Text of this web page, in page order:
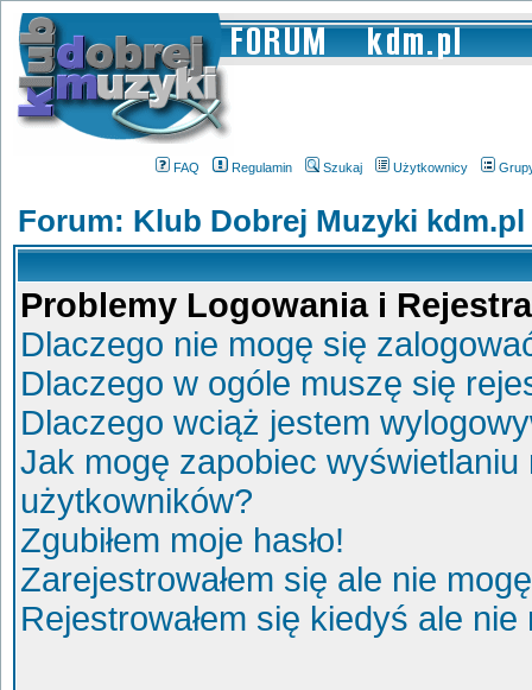
FAQ Regulamin Szukaj Użytkownicy
Forum: Klub Dobrej Muzyki kdm.pl
Problemy Logowania i
Dlaczego nie mogę się
Dlaczego w ogóle muszę się
Dlaczego wciąż jestem
Jak mogę zapobiec
użytkowników?
Zgubiłem moje hasło!
Zarejestrowałem się ale nie
Rejestrowałem się kiedyś ale